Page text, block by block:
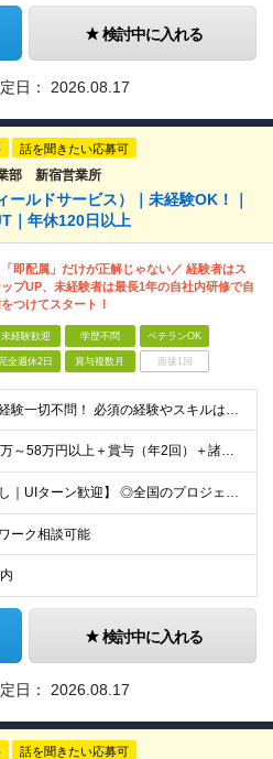
検討中に入れる
日： 2026.08.17
話を聞きたい応募可
部 新宿営業所
ルドサービス）｜未経験OK！｜
｜年休120日以上
「即配属」だけが正解じゃない／ 経験者はス
プUP、未経験者は最長1年の自社内研修で自
つけてスタート！
未経験歓迎 学歴不問 ベテランOK
全週休2日 賞与複数月 面接1回
◆学歴・経験一切不問！ 必須の経験やスキルは特にありません！ 完全未経験者から経験者まで、幅広く募集！ インフラエンジニアや未経験ITエンジニアを目指していたが、実際に機械を触る方が好きだと気づいた方
◆月給26万～58万円以上＋賞与（年2回）＋諸手当 ◆年収350～450万円 ※経験や能力を考慮して優遇します ※残業代は別途全額支給します ※試用期間3ヶ月（期間中も待遇・条件に差異はございませ
【転勤なし｜UIターン歓迎】 ◎全国のプロジェクト先へ配属 ※配属先は希望を考慮します ※お任せする業務の状況により転居を伴う就業の可能性はありますが、その際は希望を考慮します ※配属先や業務内容
ーク相談可能
検討中に入れる
日： 2026.08.17
話を聞きたい応募可